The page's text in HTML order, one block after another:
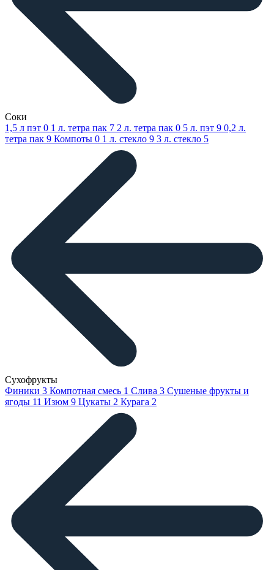
Соки
1,5 л пэт 0 1 л. тетра пак 7 2 л. тетра пак 0 5 л. пэт 9 0,2 л.
тетра пак 9 Компоты 0 1 л. стекло 9 3 л. стекло 5
Сухофрукты
Финики 3 Компотная смесь 1 Слива 3 Сушеные фрукты и
ягоды 11 Изюм 9 Цукаты 2 Курага 2